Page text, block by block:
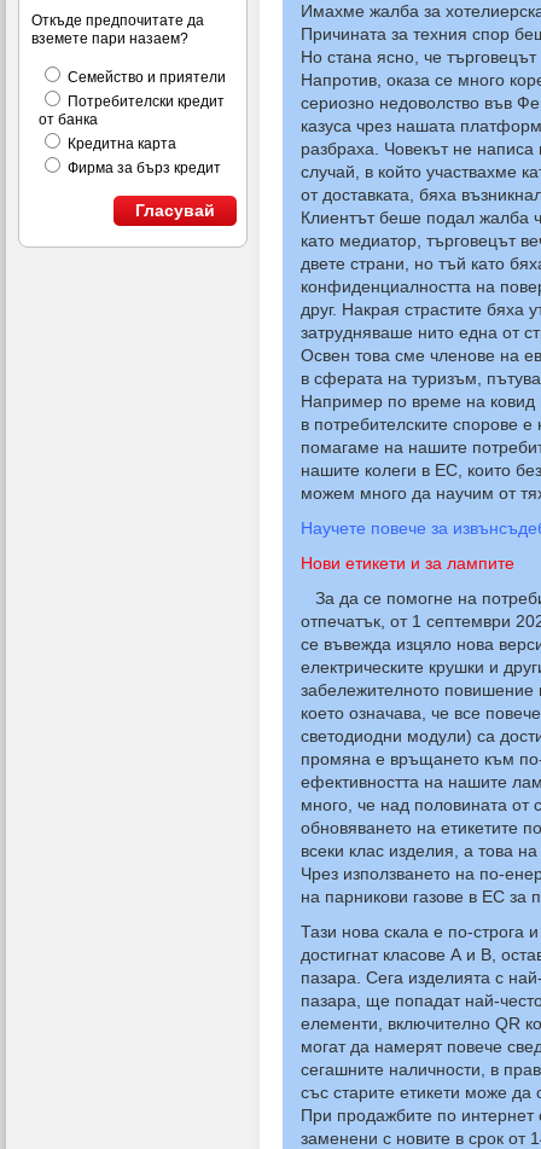
Откъде предпочитате да
вземете пари назаем?
Семейство и приятели
Потребителски кредит
от банка
Кредитна карта
Фирма за бърз кредит
Гласувай
Имахме жалба за
Причината за техния спор
Но стана ясно, че
Напротив, оказа се много
сериозно недоволство във
казуса чрез нашата
разбраха. Човекът не
случай, в който участвахме
от доставката, бяха
Клиентът беше подал жалба
като медиатор, търговецът
двете страни, но тъй като
конфиденциалността на
друг. Накрая страстите
затрудняваше нито една от
Освен това сме членове на
в сферата на туризъм,
Например по време на
в потребителските спорове
помагаме на нашите
нашите колеги в ЕС, които
можем много да научим от
Научете повече за
Нови етикети и за лампите
За да се помогне на
отпечатък, от 1 септември
се въвежда изцяло нова
електрическите крушки и
забележителното повишение
което означава, че все
светодиодни модули) са
промяна е връщането към
ефективността на нашите
много, че над половината от
обновяването на етикетите
всеки клас изделия, а това
Чрез използването на по-
на парникови газове в ЕС за
Тази нова скала е по-строга
достигнат класове А и В,
пазара. Сега изделията с
пазара, ще попадат най-
елементи, включително QR
могат да намерят повече
сегашните наличности, в
със старите етикети може да
При продажбите по интернет
заменени с новите в срок от